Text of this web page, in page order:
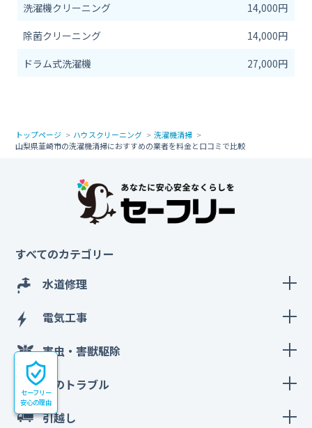
洗濯機クリーニング
14,000円
除菌クリーニング
14,000円
ドラム式洗濯機
27,000円
トップページ ハウスクリーニング
洗濯機清掃
山梨県韮崎市の洗濯機清掃におすすめの業者を料金と口コミで比較
セーフリー
安心の理由
すべてのカテゴリー
水道修理
電気工事
害虫・害獣駆除
鍵のトラブル
引越し